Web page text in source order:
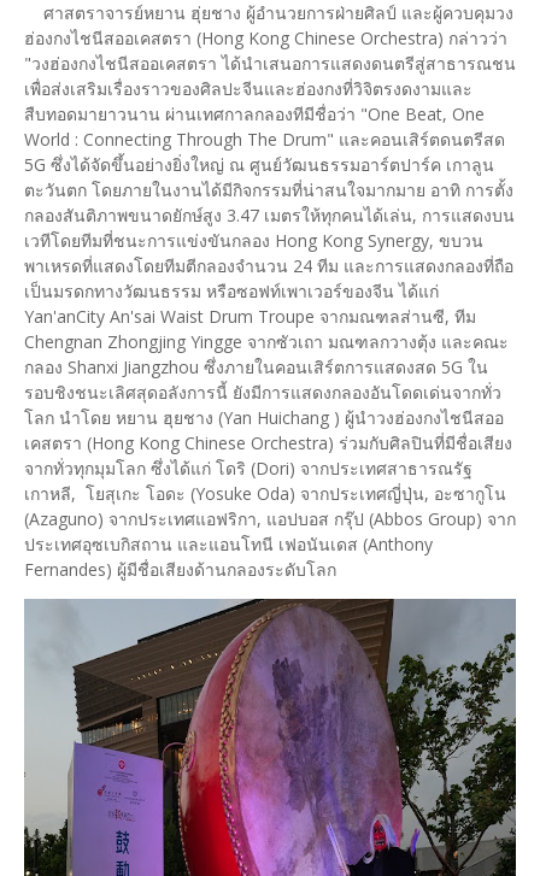
ศาสตราจารย์หยาน ฮุ่ยชาง ผู้อำนวยการฝ่ายศิลป์ และผู้ควบคุมวง
ฮ่องกงไชนีสออเคสตรา (Hong Kong Chinese Orchestra) กล่าวว่า
"วงฮ่องกงไชนีสออเคสตรา ได้นำเสนอการแสดงดนตรีสู่สาธารณชน
เพื่อส่งเสริมเรื่องราวของศิลปะจีนและฮ่องกงที่วิจิตรงดงามและ
สืบทอดมายาวนาน ผ่านเทศกาลกลองทีมีชื่อว่า "One Beat, One
World : Connecting Through The Drum" และคอนเสิร์ตดนตรีสด
5G ซึ่งได้จัดขึ้นอย่างยิ่งใหญ่ ณ ศูนย์วัฒนธรรมอาร์ตปาร์ค เกาลูน
ตะวันตก โดยภายในงานได้มีกิจกรรมที่น่าสนใจมากมาย อาทิ การตั้ง
กลองสันติภาพขนาดยักษ์สูง 3.47 เมตรให้ทุกคนได้เล่น, การแสดงบน
เวทีโดยทีมที่ชนะการแข่งขันกลอง Hong Kong Synergy, ขบวน
พาเหรดที่แสดงโดยทีมตีกลองจำนวน 24 ทีม และการแสดงกลองที่ถือ
เป็นมรดกทางวัฒนธรรม หรือซอฟท์เพาเวอร์ของจีน ได้แก่
Yan'anCity An'sai Waist Drum Troupe จากมณฑลส่านซี, ทีม
Chengnan Zhongjing Yingge จากซัวเถา มณฑลกวางตุ้ง และคณะ
กลอง Shanxi Jiangzhou ซึ่งภายในคอนเสิร์ตการแสดงสด 5G ใน
รอบชิงชนะเลิศสุดอลังการนี้ ยังมีการแสดงกลองอันโดดเด่นจากทั่ว
โลก นำโดย หยาน ฮุยชาง (Yan Huichang ) ผู้นำวงฮ่องกงไชนีสออ
เคสตรา (Hong Kong Chinese Orchestra) ร่วมกับศิลปินที่มีชื่อเสียง
จากทั่วทุกมุมโลก ซึ่งได้แก่ โดริ (Dori) จากประเทศสาธารณรัฐ
เกาหลี, โยสุเกะ โอดะ (Yosuke Oda) จากประเทศญี่ปุ่น, อะซากูโน
(Azaguno) จากประเทศแอฟริกา, แอปบอส กรุ๊ป (Abbos Group) จาก
ประเทศอุซเบกิสถาน และแอนโทนี เฟอนันเดส (Anthony
Fernandes) ผู้มีชื่อเสียงด้านกลองระดับโลก